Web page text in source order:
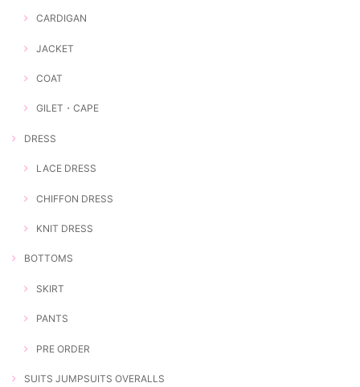
CARDIGAN
JACKET
COAT
GILET・CAPE
DRESS
LACE DRESS
CHIFFON DRESS
KNIT DRESS
BOTTOMS
SKIRT
PANTS
PRE ORDER
SUITS JUMPSUITS OVERALLS